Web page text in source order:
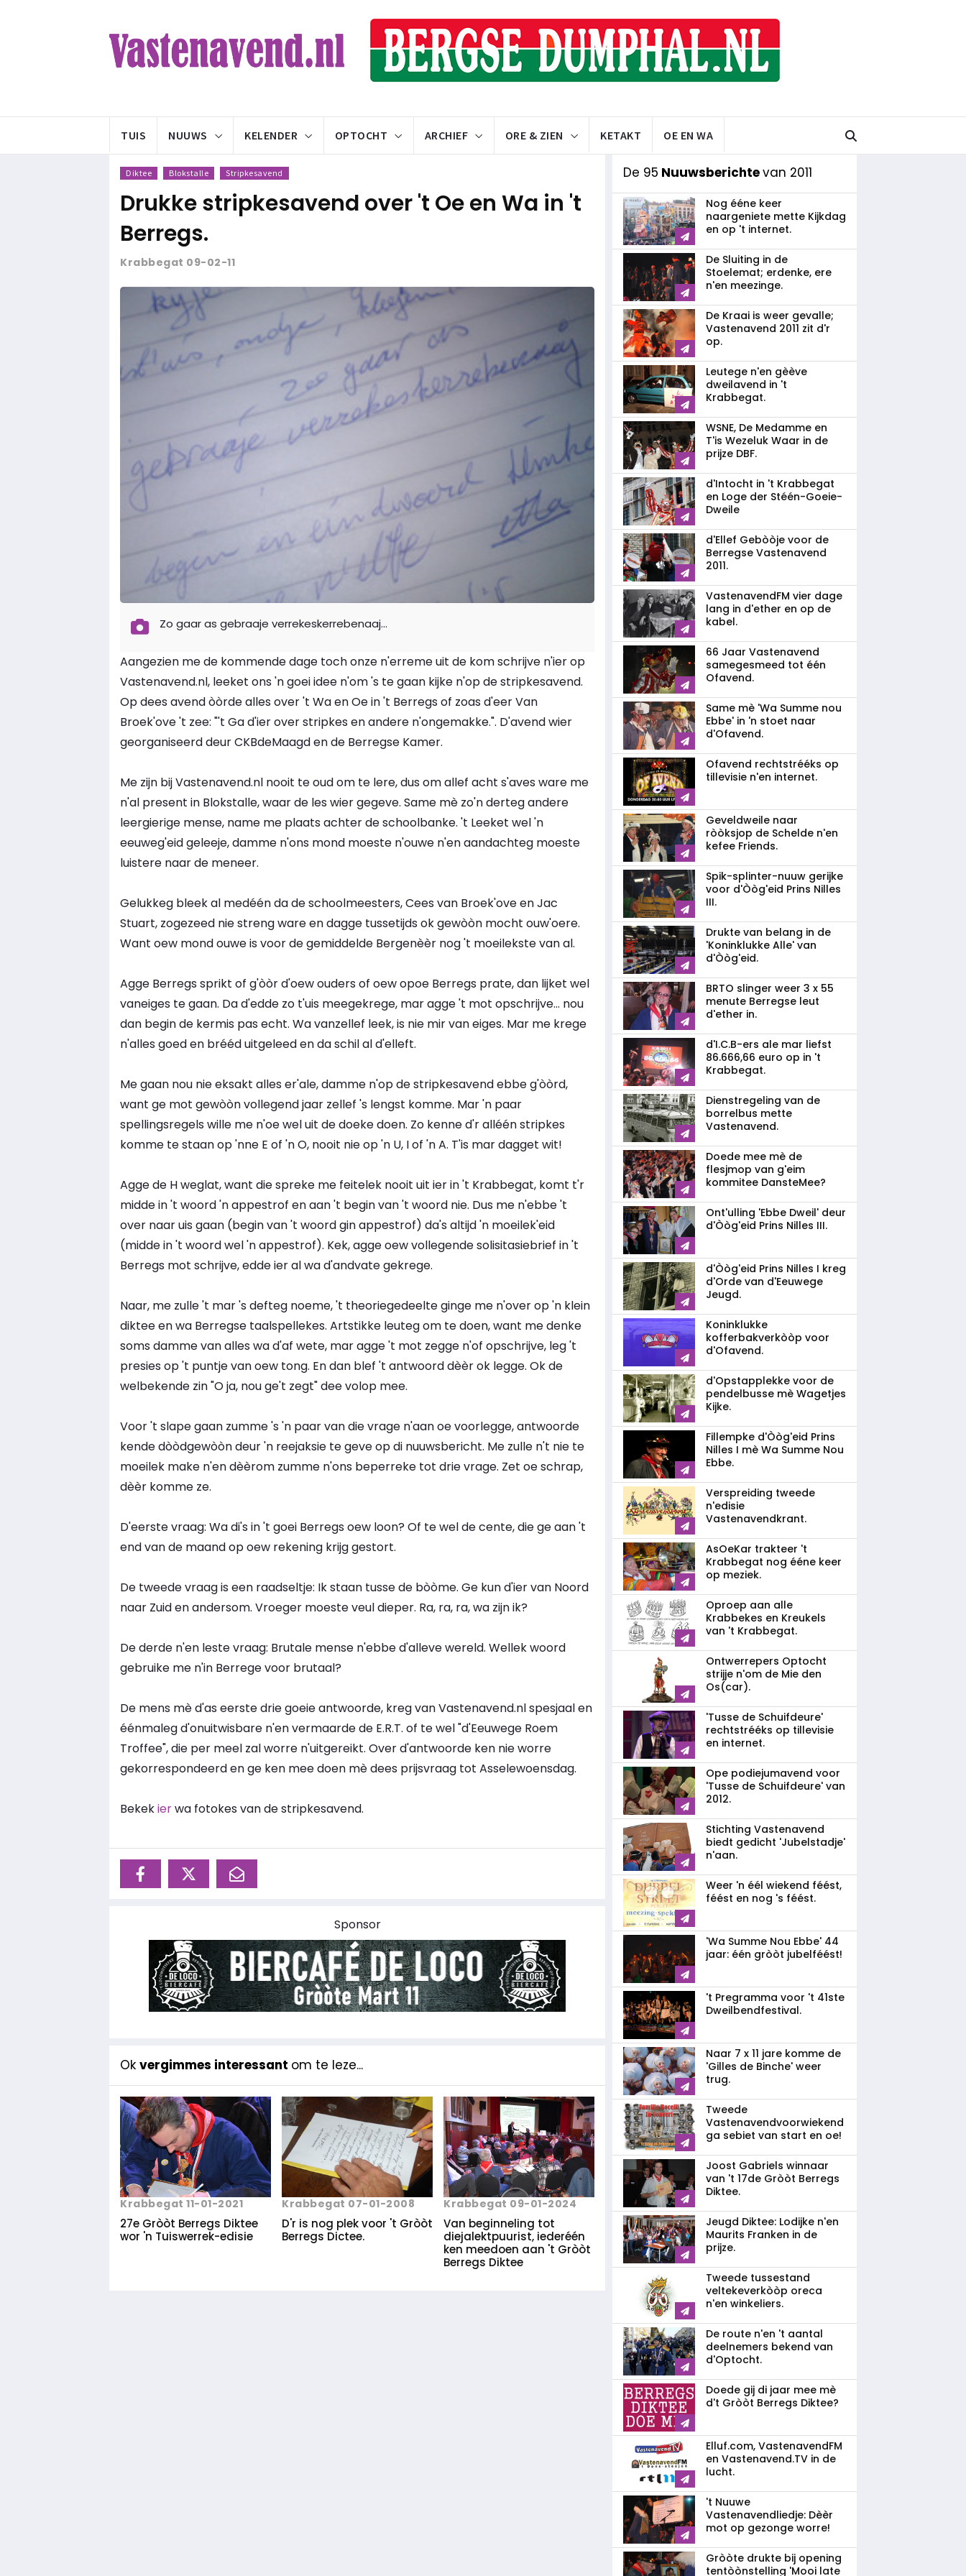
TUIS NUUWS KELENDER OPTOCHT ARCHIEF ORE & ZIEN KETAKT OE EN WA
Diktee Blokstalle Stripkesavend
Drukke stripkesavend over 't Oe en Wa in 't
Berregs.
Krabbegat 09-02-11
Zo gaar as gebraaje verrekeskerrebenaaj...
Aangezien me de kommende dage toch onze n'erreme uit de kom schrijve n'ier op
Vastenavend.nl, leeket ons 'n goei idee n'om 's te gaan kijke n'op de stripkesavend.
Op dees avend òòrde alles over 't Wa en Oe in 't Berregs of zoas d'eer Van
Broek'ove 't zee: "'t Ga d'ier over stripkes en andere n'ongemakke.". D'avend wier
georganiseerd deur CKBdeMaagd en de Berregse Kamer.
Me zijn bij Vastenavend.nl nooit te oud om te lere, dus om allef acht s'aves ware me
n'al present in Blokstalle, waar de les wier gegeve. Same mè zo'n derteg andere
leergierige mense, name me plaats achter de schoolbanke. 't Leeket wel 'n
eeuweg'eid geleeje, damme n'ons mond moeste n'ouwe n'en aandachteg moeste
luistere naar de meneer.
Gelukkeg bleek al medéén da de schoolmeesters, Cees van Broek'ove en Jac
Stuart, zogezeed nie streng ware en dagge tussetijds ok gewòòn mocht ouw'oere.
Want oew mond ouwe is voor de gemiddelde Bergenèèr nog 't moeilekste van al.
Agge Berregs sprikt of g'òòr d'oew ouders of oew opoe Berregs prate, dan lijket wel
vaneiges te gaan. Da d'edde zo t'uis meegekrege, mar agge 't mot opschrijve... nou
dan begin de kermis pas echt. Wa vanzellef leek, is nie mir van eiges. Mar me krege
n'alles goed en brééd uitgeleed en da schil al d'elleft.
Me gaan nou nie eksakt alles er'ale, damme n'op de stripkesavend ebbe g'òòrd,
want ge mot gewòòn vollegend jaar zellef 's lengst komme. Mar 'n paar
spellingsregels wille me n'oe wel uit de doeke doen. Zo kenne d'r alléén stripkes
komme te staan op 'nne E of 'n O, nooit nie op 'n U, I of 'n A. T'is mar dagget wit!
Agge de H weglat, want die spreke me feitelek nooit uit ier in 't Krabbegat, komt t'r
midde in 't woord 'n appestrof en aan 't begin van 't woord nie. Dus me n'ebbe 't
over naar uis gaan (begin van 't woord gin appestrof) da's altijd 'n moeilek'eid
(midde in 't woord wel 'n appestrof). Kek, agge oew vollegende solisitasiebrief in 't
Berregs mot schrijve, edde ier al wa d'andvate gekrege.
Naar, me zulle 't mar 's defteg noeme, 't theoriegedeelte ginge me n'over op 'n klein
diktee en wa Berregse taalspellekes. Artstikke leuteg om te doen, want me denke
soms damme van alles wa d'af wete, mar agge 't mot zegge n'of opschrijve, leg 't
presies op 't puntje van oew tong. En dan blef 't antwoord dèèr ok legge. Ok de
welbekende zin "O ja, nou ge't zegt" dee volop mee.
Voor 't slape gaan zumme 's 'n paar van die vrage n'aan oe voorlegge, antwoorde
kende dòòdgewòòn deur 'n reejaksie te geve op di nuuwsbericht. Me zulle n't nie te
moeilek make n'en dèèrom zumme n'ons beperreke tot drie vrage. Zet oe schrap,
dèèr komme ze.
D'eerste vraag: Wa di's in 't goei Berregs oew loon? Of te wel de cente, die ge aan 't
end van de maand op oew rekening krijg gestort.
De tweede vraag is een raadseltje: Ik staan tusse de bòòme. Ge kun d'ier van Noord
naar Zuid en andersom. Vroeger moeste veul dieper. Ra, ra, ra, wa zijn ik?
De derde n'en leste vraag: Brutale mense n'ebbe d'alleve wereld. Wellek woord
gebruike me n'in Berrege voor brutaal?
De mens mè d'as eerste drie goeie antwoorde, kreg van Vastenavend.nl spesjaal en
éénmaleg d'onuitwisbare n'en vermaarde de E.R.T. of te wel "d'Eeuwege Roem
Troffee", die per meel zal worre n'uitgereikt. Over d'antwoorde ken nie worre
gekorrespondeerd en ge ken mee doen mè dees prijsvraag tot Asselewoensdag.
Bekekierwa fotokes van de stripkesavend.
Sponsor
Ok vergimmes interessant om te leze...
Krabbegat 11-01-2021
27e Gròòt Berregs Diktee
wor 'n Tuiswerrek-edisie
Krabbegat 07-01-2008
D'r is nog plek voor 't Gròòt
Berregs Dictee.
Krabbegat 09-01-2024
Van beginneling tot
diejalektpuurist, iederéén
ken meedoen aan 't Gròòt
Berregs Diktee
De 95 Nuuwsberichtevan 2011
Nog ééne keer
naargeniete mette Kijkdag
en op 't internet.
De Sluiting in de
Stoelemat; erdenke, ere
n'en meezinge.
De Kraai is weer gevalle;
Vastenavend 2011 zit d'r
op.
Leutege n'en gèève
dweilavend in 't
Krabbegat.
WSNE, De Medamme en
T'is Wezeluk Waar in de
prijze DBF.
d'Intocht in 't Krabbegat
en Loge der Stéén-Goeie-
Dweile
d'Ellef Gebòòje voor de
Berregse Vastenavend
2011.
VastenavendFM vier dage
lang in d'ether en op de
kabel.
66 Jaar Vastenavend
samegesmeed tot één
Ofavend.
Same mè 'Wa Summe nou
Ebbe' in 'n stoet naar
d'Ofavend.
Ofavend rechtstrééks op
tillevisie n'en internet.
Geveldweile naar
ròòksjop de Schelde n'en
kefee Friends.
Spik-splinter-nuuw gerijke
voor d'Òòg'eid Prins Nilles
III.
Drukte van belang in de
'Koninklukke Alle' van
d'Òòg'eid.
BRTO slinger weer 3 x 55
menute Berregse leut
d'ether in.
d'I.C.B-ers ale mar liefst
86.666,66 euro op in 't
Krabbegat.
Dienstregeling van de
borrelbus mette
Vastenavend.
Doede mee mè de
flesjmop van g'eim
kommitee DansteMee?
Ont'ulling 'Ebbe Dweil' deur
d'Òòg'eid Prins Nilles III.
d'Òòg'eid Prins Nilles I kreg
d'Orde van d'Eeuwege
Jeugd.
Koninklukke
kofferbakverkòòp voor
d'Ofavend.
d'Opstapplekke voor de
pendelbusse mè Wagetjes
Kijke.
Fillempke d'Òòg'eid Prins
Nilles I mè Wa Summe Nou
Ebbe.
Verspreiding tweede
n'edisie
Vastenavendkrant.
AsOeKar trakteer 't
Krabbegat nog ééne keer
op meziek.
Oproep aan alle
Krabbekes en Kreukels
van 't Krabbegat.
Ontwerrepers Optocht
strijje n'om de Mie den
Os(car).
'Tusse de Schuifdeure'
rechtstrééks op tillevisie
en internet.
Ope podiejumavend voor
'Tusse de Schuifdeure' van
2012.
Stichting Vastenavend
biedt gedicht 'Jubelstadje'
n'aan.
Weer 'n éél wiekend féést,
féést en nog 's féést.
'Wa Summe Nou Ebbe' 44
jaar: één gròòt jubelféést!
't Pregramma voor 't 41ste
Dweilbendfestival.
Naar 7 x 11 jare komme de
'Gilles de Binche' weer
trug.
Tweede
Vastenavendvoorwiekend
ga sebiet van start en oe!
Joost Gabriels winnaar
van 't 17de Gròòt Berregs
Diktee.
Jeugd Diktee: Lodijke n'en
Maurits Franken in de
prijze.
Tweede tussestand
veltekeverkòòp oreca
n'en winkeliers.
De route n'en 't aantal
deelnemers bekend van
d'Optocht.
Doede gij di jaar mee mè
d't Gròòt Berregs Diktee?
Elluf.com, VastenavendFM
en Vastenavend.TV in de
lucht.
't Nuuwe
Vastenavendliedje: Dèèr
mot op gezonge worre!
Gròòte drukte bij opening
tentòònstelling 'Mooi late